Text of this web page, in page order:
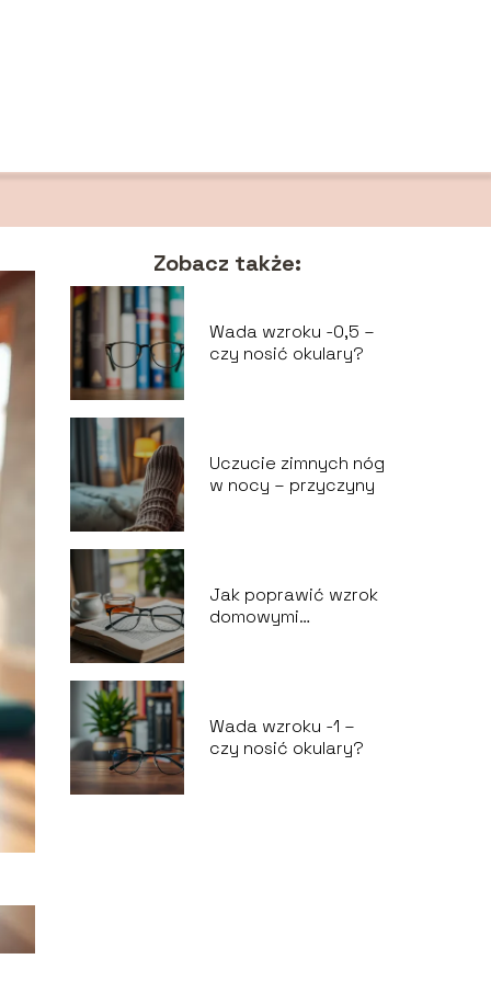
Zobacz także:
Wada wzroku -0,5 –
czy nosić okulary?
Uczucie zimnych nóg
w nocy – przyczyny
Jak poprawić wzrok
domowymi
Wada wzroku -1 –
czy nosić okulary?